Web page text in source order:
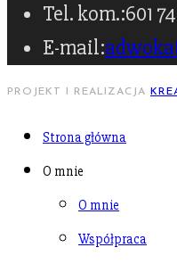
Tel. kom.:601
E-mail:
PROJEKT I REALIZACJA
Strona główna
O mnie
O mnie
Współpraca